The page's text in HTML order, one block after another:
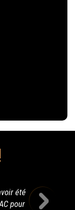
été
pour